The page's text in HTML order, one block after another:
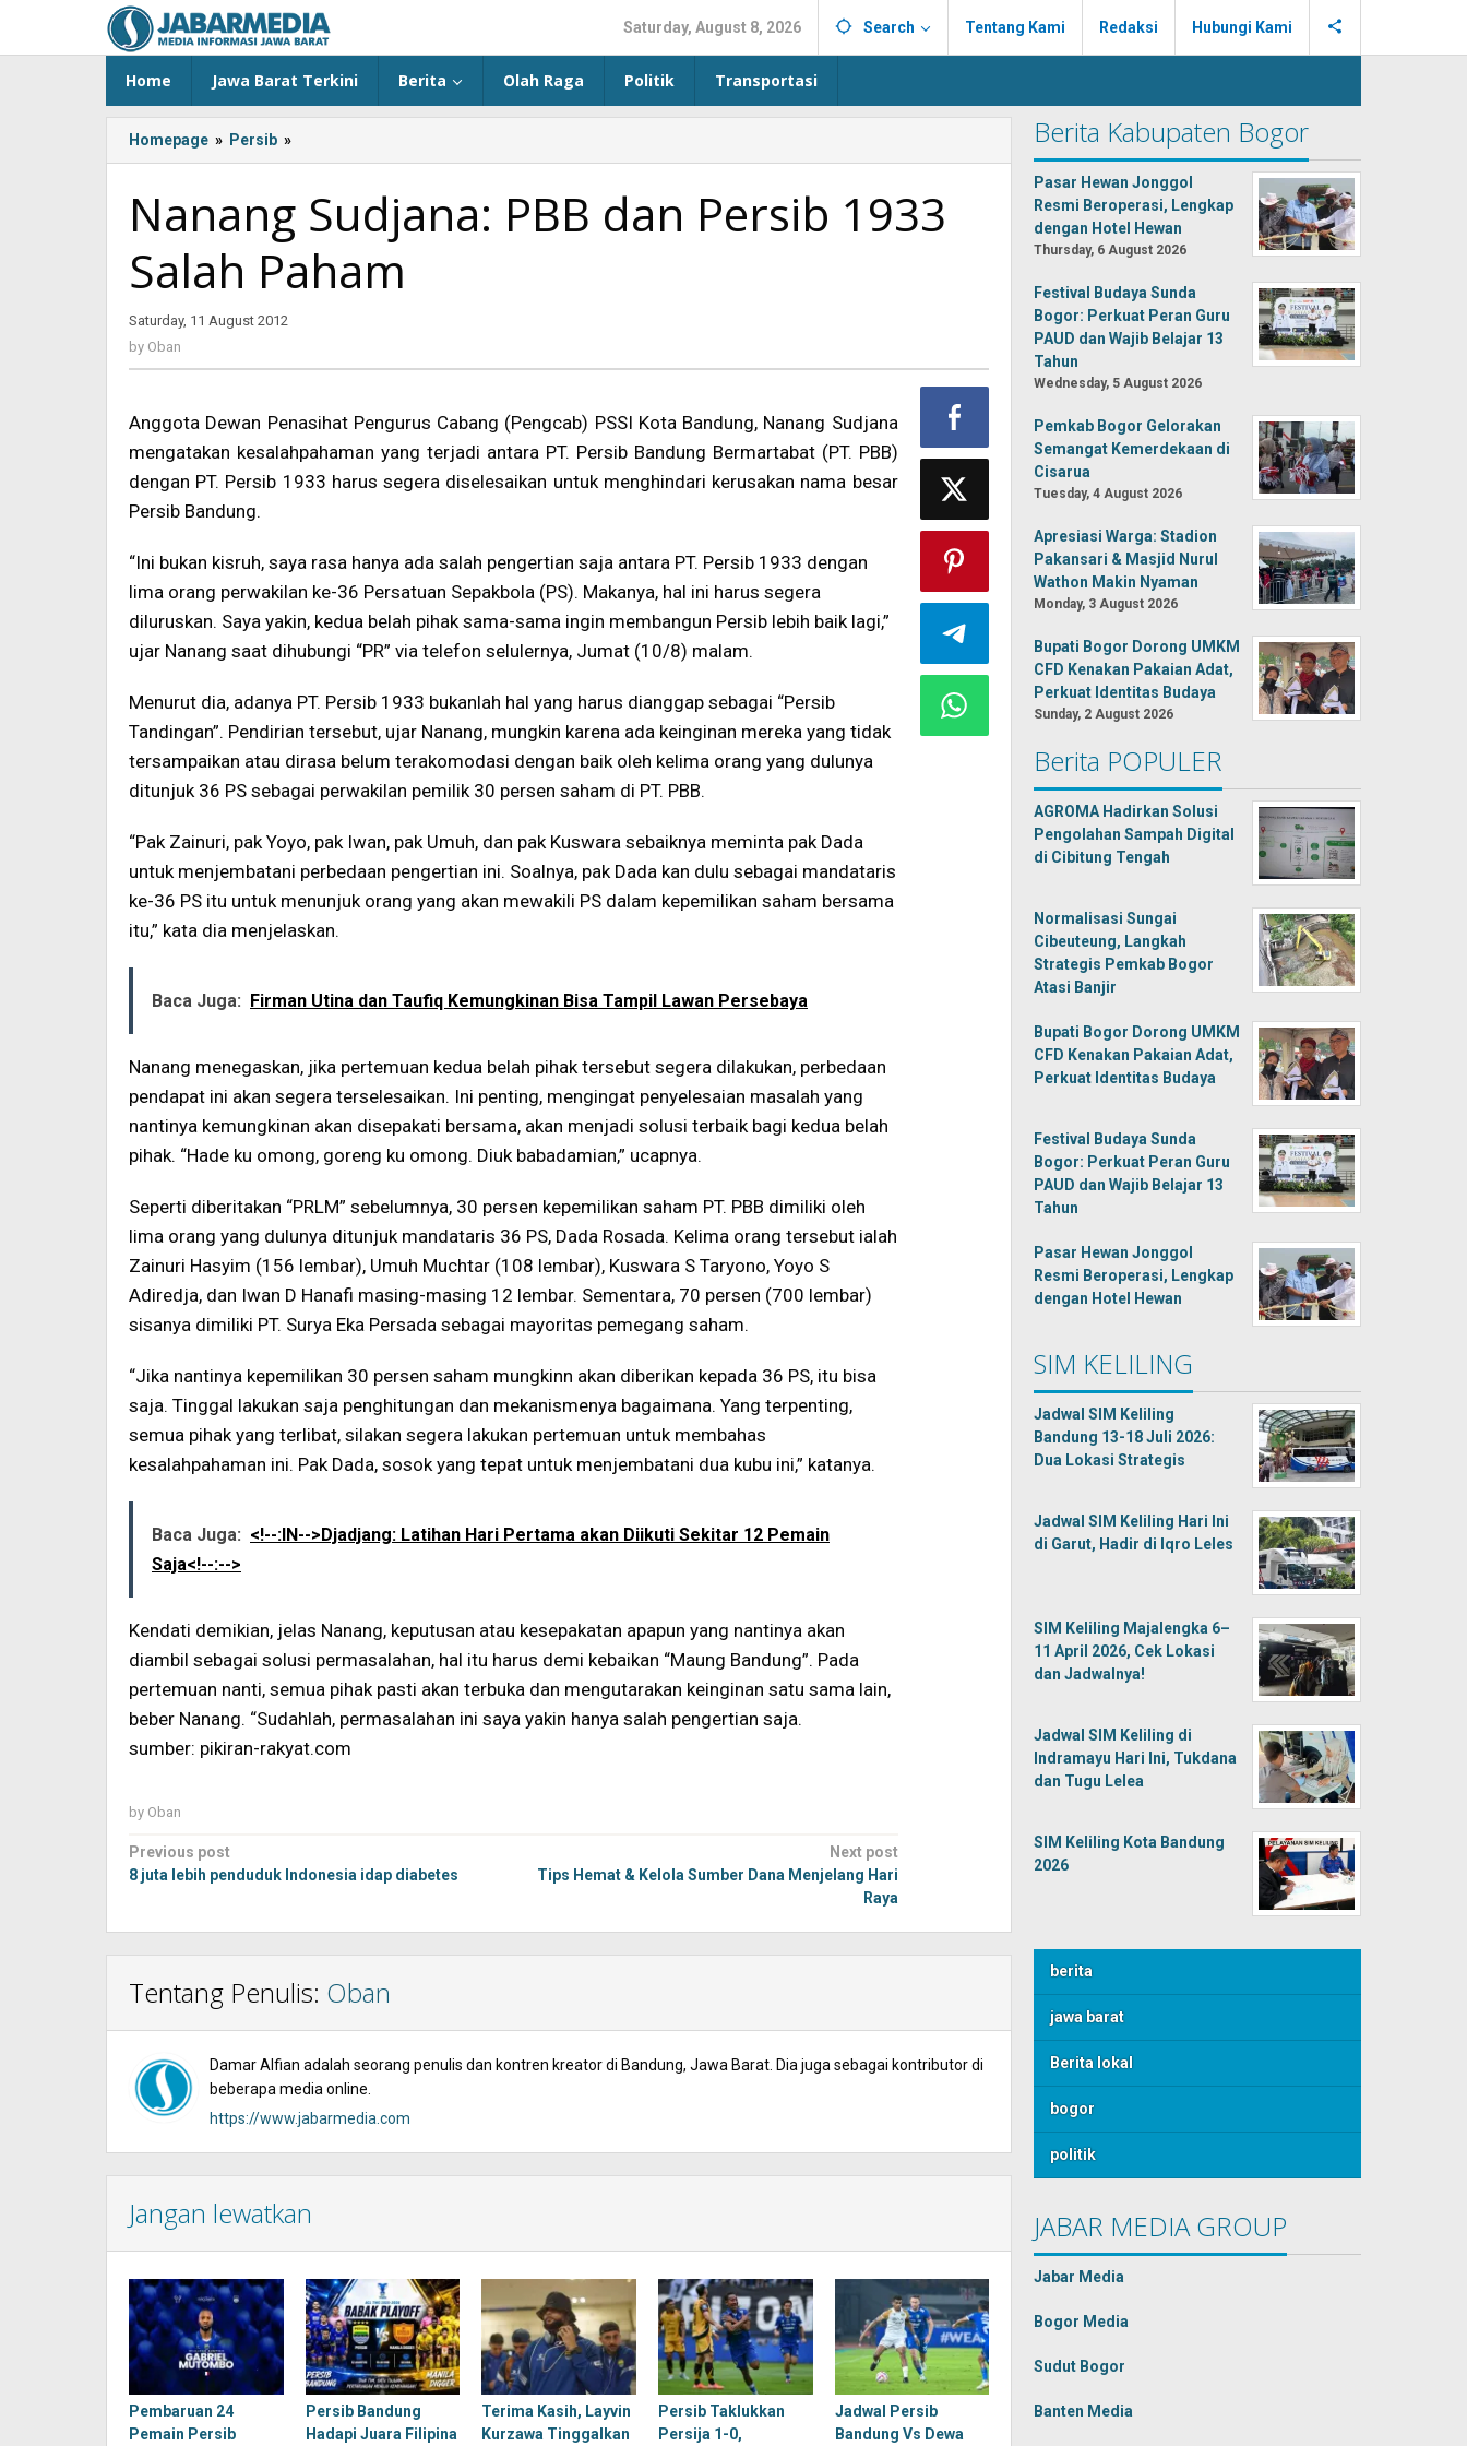
content
Saturday, August 8, 2026 Search Tentang Kami Redaksi Hubungi Kami
Home Jawa Barat Terkini Berita Olah Raga Politik Transportasi
Homepage » Persib »
-:IN-
>Nanang
Sudjana:
PBB
dan
Paham<!-
Nanang Sudjana: PBB dan Persib 1933
Salah Paham
Saturday, 11 August 2012
by Oban
Anggota Dewan Penasihat Pengurus Cabang (Pengcab) PSSI Kota Bandung, Nanang Sudjana
mengatakan kesalahpahaman yang terjadi antara PT. Persib Bandung Bermartabat (PT. PBB)
dengan PT. Persib 1933 harus segera diselesaikan untuk menghindari kerusakan nama besar
Persib Bandung.
“Ini bukan kisruh, saya rasa hanya ada salah pengertian saja antara PT. Persib 1933 dengan
lima orang perwakilan ke-36 Persatuan Sepakbola (PS). Makanya, hal ini harus segera
diluruskan. Saya yakin, kedua belah pihak sama-sama ingin membangun Persib lebih baik lagi,”
ujar Nanang saat dihubungi “PR” via telefon selulernya, Jumat (10/8) malam.
Menurut dia, adanya PT. Persib 1933 bukanlah hal yang harus dianggap sebagai “Persib
Tandingan”. Pendirian tersebut, ujar Nanang, mungkin karena ada keinginan mereka yang tidak
tersampaikan atau dirasa belum terakomodasi dengan baik oleh kelima orang yang dulunya
ditunjuk 36 PS sebagai perwakilan pemilik 30 persen saham di PT. PBB.
“Pak Zainuri, pak Yoyo, pak Iwan, pak Umuh, dan pak Kuswara sebaiknya meminta pak Dada
untuk menjembatani perbedaan pengertian ini. Soalnya, pak Dada kan dulu sebagai mandataris
ke-36 PS itu untuk menunjuk orang yang akan mewakili PS dalam kepemilikan saham bersama
itu,” kata dia menjelaskan.
Baca Juga: Firman Utina dan Taufiq Kemungkinan Bisa Tampil Lawan Persebaya
Nanang menegaskan, jika pertemuan kedua belah pihak tersebut segera dilakukan, perbedaan
pendapat ini akan segera terselesaikan. Ini penting, mengingat penyelesaian masalah yang
nantinya kemungkinan akan disepakati bersama, akan menjadi solusi terbaik bagi kedua belah
pihak. “Hade ku omong, goreng ku omong. Diuk babadamian,” ucapnya.
Seperti diberitakan “PRLM” sebelumnya, 30 persen kepemilikan saham PT. PBB dimiliki oleh
lima orang yang dulunya ditunjuk mandataris 36 PS, Dada Rosada. Kelima orang tersebut ialah
Zainuri Hasyim (156 lembar), Umuh Muchtar (108 lembar), Kuswara S Taryono, Yoyo S
Adiredja, dan Iwan D Hanafi masing-masing 12 lembar. Sementara, 70 persen (700 lembar)
sisanya dimiliki PT. Surya Eka Persada sebagai mayoritas pemegang saham.
“Jika nantinya kepemilikan 30 persen saham mungkinn akan diberikan kepada 36 PS, itu bisa
saja. Tinggal lakukan saja penghitungan dan mekanismenya bagaimana. Yang terpenting,
semua pihak yang terlibat, silakan segera lakukan pertemuan untuk membahas
kesalahpahaman ini. Pak Dada, sosok yang tepat untuk menjembatani dua kubu ini,” katanya.
Baca Juga: <!--:IN-->Djadjang: Latihan Hari Pertama akan Diikuti Sekitar 12 Pemain
Saja<!--:-->
Kendati demikian, jelas Nanang, keputusan atau kesepakatan apapun yang nantinya akan
diambil sebagai solusi permasalahan, hal itu harus demi kebaikan “Maung Bandung”. Pada
pertemuan nanti, semua pihak pasti akan terbuka dan mengutarakan keinginan satu sama lain,
beber Nanang. “Sudahlah, permasalahan ini saya yakin hanya salah pengertian saja.
sumber: pikiran-rakyat.com
by Oban
Post
navigation
Previous post
8 juta lebih penduduk Indonesia idap diabetes
Next post
Tips Hemat & Kelola Sumber Dana Menjelang Hari
Raya
Tentang Penulis: Oban
Damar Alfian adalah seorang penulis dan kontren kreator di Bandung, Jawa Barat. Dia juga sebagai kontributor di
beberapa media online.
https://www.jabarmedia.com
Jangan lewatkan
Pembaruan 24
Pemain Persib
Persib Bandung
Hadapi Juara Filipina
Terima Kasih, Layvin
Kurzawa Tinggalkan
Persib Taklukkan
Persija 1-0,
Jadwal Persib
Bandung Vs Dewa
Berita Kabupaten Bogor
Pasar Hewan Jonggol
Resmi Beroperasi, Lengkap
dengan Hotel Hewan
Thursday, 6 August 2026
Festival Budaya Sunda
Bogor: Perkuat Peran Guru
PAUD dan Wajib Belajar 13
Tahun
Wednesday, 5 August 2026
Pemkab Bogor Gelorakan
Semangat Kemerdekaan di
Cisarua
Tuesday, 4 August 2026
Apresiasi Warga: Stadion
Pakansari & Masjid Nurul
Wathon Makin Nyaman
Monday, 3 August 2026
Bupati Bogor Dorong UMKM
CFD Kenakan Pakaian Adat,
Perkuat Identitas Budaya
Sunday, 2 August 2026
Berita POPULER
AGROMA Hadirkan Solusi
Pengolahan Sampah Digital
di Cibitung Tengah
Normalisasi Sungai
Cibeuteung, Langkah
Strategis Pemkab Bogor
Atasi Banjir
Bupati Bogor Dorong UMKM
CFD Kenakan Pakaian Adat,
Perkuat Identitas Budaya
Festival Budaya Sunda
Bogor: Perkuat Peran Guru
PAUD dan Wajib Belajar 13
Tahun
Pasar Hewan Jonggol
Resmi Beroperasi, Lengkap
dengan Hotel Hewan
SIM KELILING
Jadwal SIM Keliling
Bandung 13-18 Juli 2026:
Dua Lokasi Strategis
Jadwal SIM Keliling Hari Ini
di Garut, Hadir di Iqro Leles
SIM Keliling Majalengka 6–
11 April 2026, Cek Lokasi
dan Jadwalnya!
Jadwal SIM Keliling di
Indramayu Hari Ini, Tukdana
dan Tugu Lelea
SIM Keliling Kota Bandung
2026
berita
jawa barat
Berita lokal
bogor
politik
JABAR MEDIA GROUP
Jabar Media
Bogor Media
Sudut Bogor
Banten Media